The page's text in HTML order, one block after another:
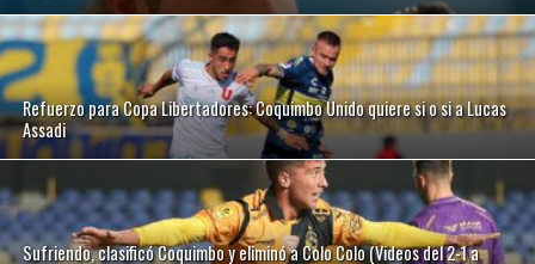
Refuerzo para Copa Libertadores: Coquimbo Unido quiere si o si a Lucas
Assadi
Sufriendo, clasificó Coquimbo y eliminó a Colo Colo (Videos del 2-1 a